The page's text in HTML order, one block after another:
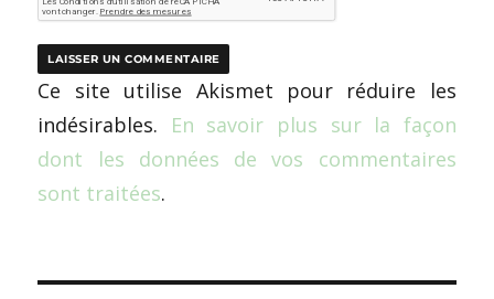
Ce site utilise Akismet pour réduire les
indésirables. En savoir plus sur la façon
dont les données de vos commentaires
sont traitées.